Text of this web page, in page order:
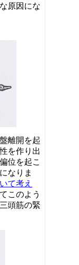
原因にな
離開を起
を作り出
位を起こ
なりま
て考え
このよう
頭筋の緊